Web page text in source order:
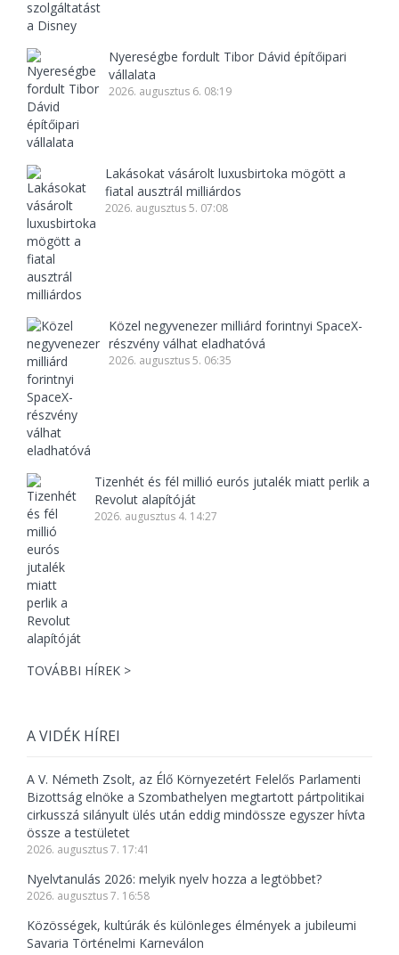
Nyereségbe fordult Tibor Dávid építőipari
vállalata
2026. augusztus 6. 08:19
Lakásokat vásárolt luxusbirtoka mögött a
fiatal ausztrál milliárdos
2026. augusztus 5. 07:08
Közel negyvenezer milliárd forintnyi SpaceX-
részvény válhat eladhatóvá
2026. augusztus 5. 06:35
Tizenhét és fél millió eurós jutalék miatt perlik a
Revolut alapítóját
2026. augusztus 4. 14:27
TOVÁBBI HÍREK >
A VIDÉK HÍREI
A V. Németh Zsolt, az Élő Környezetért Felelős Parlamenti
Bizottság elnöke a Szombathelyen megtartott pártpolitikai
cirkusszá silányult ülés után eddig mindössze egyszer hívta
össze a testületet
2026. augusztus 7. 17:41
Nyelvtanulás 2026: melyik nyelv hozza a legtöbbet?
2026. augusztus 7. 16:58
Közösségek, kultúrák és különleges élmények a jubileumi
Savaria Történelmi Karneválon